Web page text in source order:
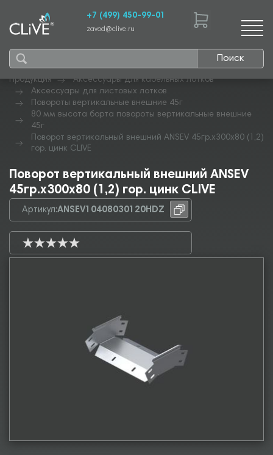
Поиск
+7 (499) 450-99-01
zavod@clive.ru
Продукция
Аксессуары для кабельных лотков
Аксессуары для листовых лотков
Повороты вертикальные внешние 45г
80 мм высота борта повороты вертикальные внешние
45г
Поворот вертикальный внешний ANSEV 45гр.х300х80 (1,2)
гор. цинк CLIVE
Поворот вертикальный внешний ANSEV
45гр.х300х80 (1,2) гор. цинк CLIVE
Артикул:ANSEV10408030120HDZ